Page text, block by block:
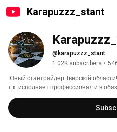
Karapuzzz_stant
@karapuzzz_stant
1.02K subscribers •
Юный стантрайдер Тверской
т.к. исполняет профессионал и в